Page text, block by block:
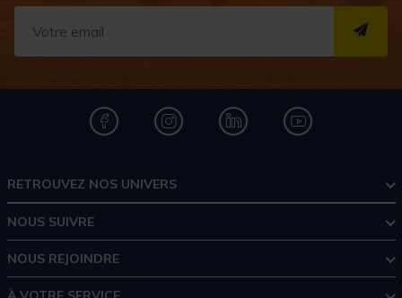
RETROUVEZ NOS UNIVERS
NOUS SUIVRE
NOUS REJOINDRE